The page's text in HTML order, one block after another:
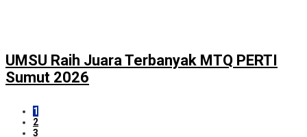
UMSU Raih Juara Terbanyak MTQ PERTI
Sumut 2026
1
2
3